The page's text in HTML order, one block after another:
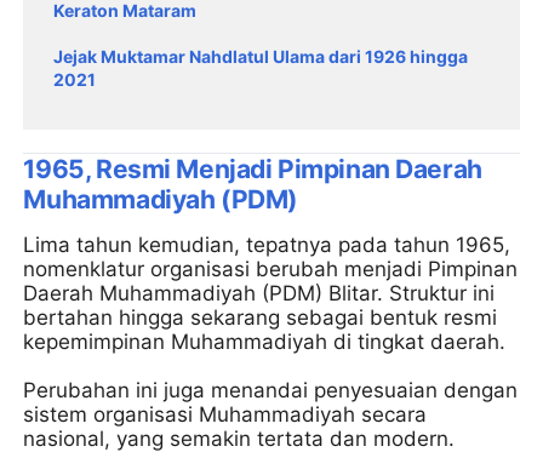
Keraton Mataram
Jejak Muktamar Nahdlatul Ulama dari 1926 hingga
2021
1965, Resmi Menjadi Pimpinan Daerah
Muhammadiyah (PDM)
Lima tahun kemudian, tepatnya pada tahun 1965,
nomenklatur organisasi berubah menjadi Pimpinan
Daerah Muhammadiyah (PDM) Blitar. Struktur ini
bertahan hingga sekarang sebagai bentuk resmi
kepemimpinan Muhammadiyah di tingkat daerah.
Perubahan ini juga menandai penyesuaian dengan
sistem organisasi Muhammadiyah secara
nasional, yang semakin tertata dan modern.